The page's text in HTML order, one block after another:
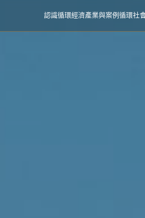
認識循環經濟產業與案例循環社